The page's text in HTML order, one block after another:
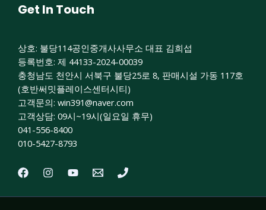
Get In Touch
상호: 불당114공인중개사사무소 대표 김희섭
등록번호: 제 44133-2024-00039
충청남도 천안시 서북구 불당25로 8, 판매시설 가동 117호
(호반써밋플레이스센터시티)
고객문의: win391@naver.com​
고객상담: 09시~19시(일요일 휴무)
041-556-8400
010-5427-8793